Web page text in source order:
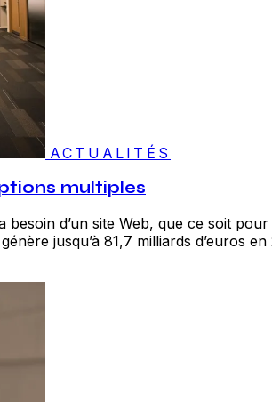
ACTUALITÉS
multiples
d’un site Web, que ce soit
jusqu’à 81,7 milliards d’euros